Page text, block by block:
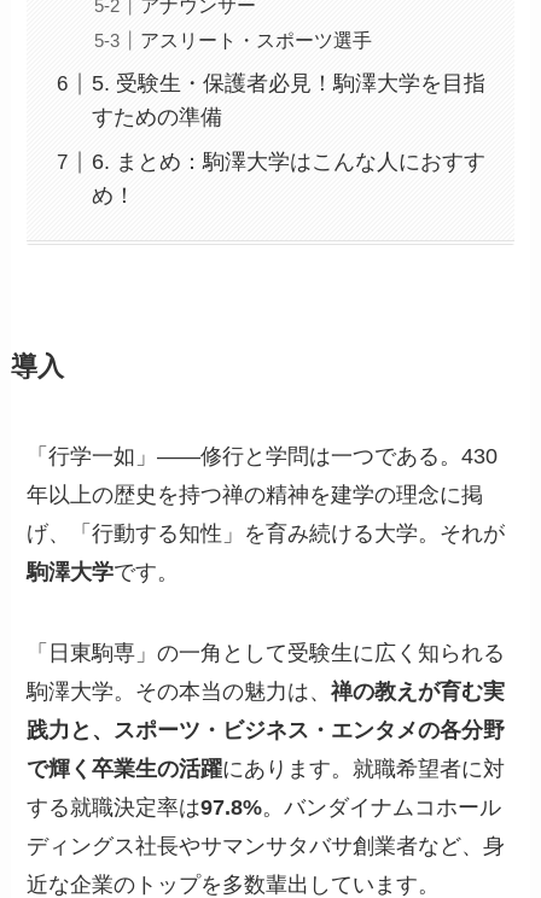
アナウンサー
アスリート・スポーツ選手
5. 受験生・保護者必見！駒澤大学を目指
すための準備
6. まとめ：駒澤大学はこんな人におすす
め！
導入
「行学一如」——修行と学問は一つである。430
年以上の歴史を持つ禅の精神を建学の理念に掲
げ、「行動する知性」を育み続ける大学。それが
駒澤大学です。
「日東駒専」の一角として受験生に広く知られる
駒澤大学。その本当の魅力は、禅の教えが育む実
践力と、スポーツ・ビジネス・エンタメの各分野
で輝く卒業生の活躍にあります。就職希望者に対
する就職決定率は97.8%。バンダイナムコホール
ディングス社長やサマンサタバサ創業者など、身
近な企業のトップを多数輩出しています。